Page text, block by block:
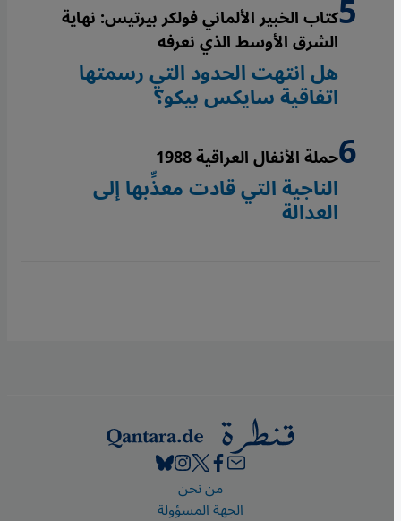
كتاب الخبير الألماني فولكر بيرتيس: نهاية
الشرق الأوسط الذي نعرفه
هل انتهت الحدود التي رسمتها
اتفاقية سايكس بيكو؟
حملة الأنفال العراقية 1988
الناجية التي قادت معذِّبها إلى
العدالة
Footer
من نحن
الجهة المسؤولة